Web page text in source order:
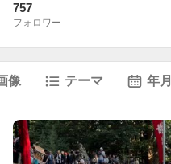
757
フォロワー
像 テーマ 年月